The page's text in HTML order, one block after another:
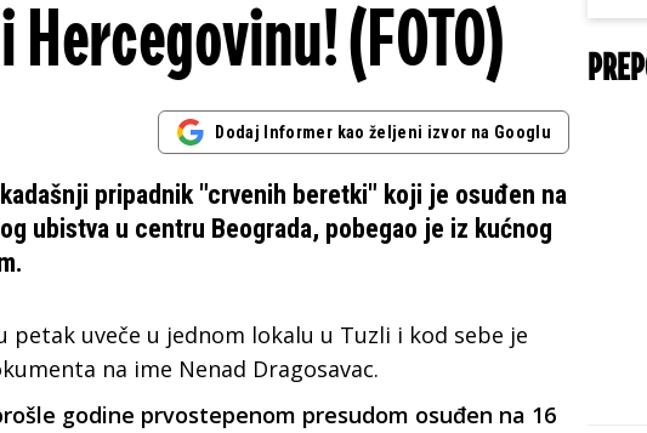
Hercegovinu! (FOTO)
Dodaj Informer kao željeni izvor na Googlu
pripadnik "crvenih beretki" koji je osuđen na
ubistva u centru Beograda, pobegao je iz kućnog
petak uveče u jednom lokalu u Tuzli i kod sebe je
na ime Nenad Dragosavac.
godine prvostepenom presudom osuđen na 16